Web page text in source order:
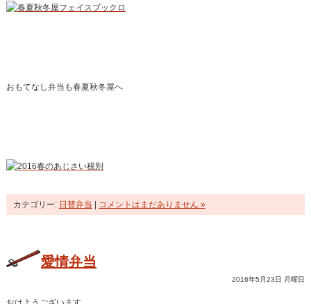
おもてなし弁当も春夏秋冬屋へ
カテゴリー: 日替弁当 コメントはまだありません »
愛情弁当
2016年5月23日 月曜日